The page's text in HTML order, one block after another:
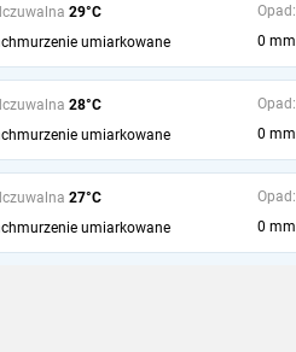
29°C
umiarkowane
Opad:
0 mm
28°C
umiarkowane
Opad:
0 mm
27°C
umiarkowane
Opad:
0 mm